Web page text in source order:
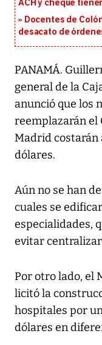
ACH y cheque
Docentes de
desacato de
PANAMÁ.
general de la
anunció que los
reemplazarán el
Madrid costarán
dólares.
Aún no se han
cuales se
especialidades,
evitar
Por otro lado, el
licitó la
hospitales por
dólares en